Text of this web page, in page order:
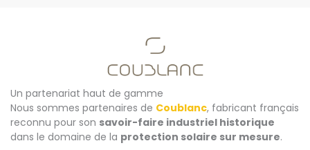
Un partenariat haut de gamme
Nous sommes partenaires de Coublanc, fabricant français
reconnu pour son savoir-faire industriel historique
dans le domaine de la protection solaire sur mesure.